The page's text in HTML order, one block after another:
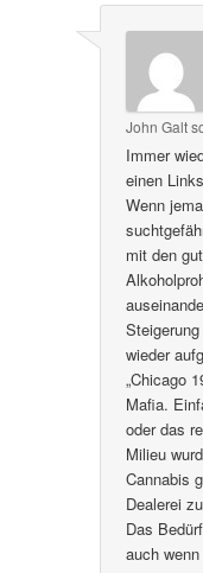
John Galt
Immer
einen
Wenn
mit den
wieder
„Chicago
Mafia.
oder das
Milieu
Cannabis
Dealerei
Das
auch